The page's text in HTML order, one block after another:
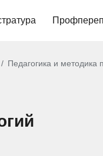
Педагогика и